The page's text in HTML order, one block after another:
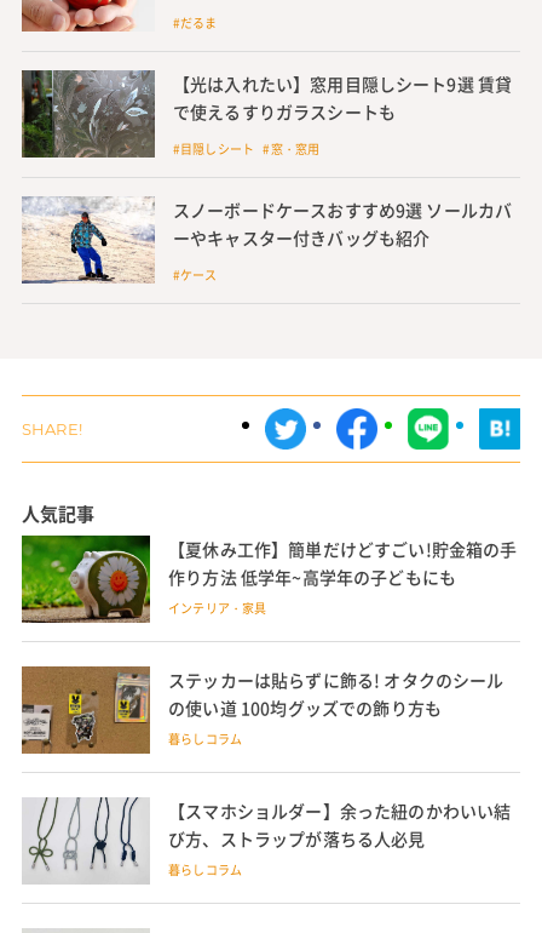
#だるま
【光は入れたい】窓用目隠しシート9選 賃貸
で使えるすりガラスシートも
#目隠しシート #窓・窓用
スノーボードケースおすすめ9選 ソールカバ
ーやキャスター付きバッグも紹介
#ケース
人気記事
【夏休み工作】簡単だけどすごい!貯金箱の手
作り方法 低学年~高学年の子どもにも
インテリア・家具
ステッカーは貼らずに飾る! オタクのシール
の使い道 100均グッズでの飾り方も
暮らしコラム
【スマホショルダー】余った紐のかわいい結
び方、ストラップが落ちる人必見
暮らしコラム